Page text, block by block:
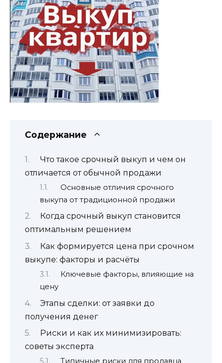
Содержание
Что такое срочный выкуп и чем он
отличается от обычной продажи
Основные отличия срочного
выкупа от традиционной продажи
Когда срочный выкуп становится
оптимальным решением
Как формируется цена при срочном
выкупе: факторы и расчёты
Ключевые факторы, влияющие на
цену
Этапы сделки: от заявки до
получения денег
Риски и как их минимизировать:
советы эксперта
Типичные риски для продавца